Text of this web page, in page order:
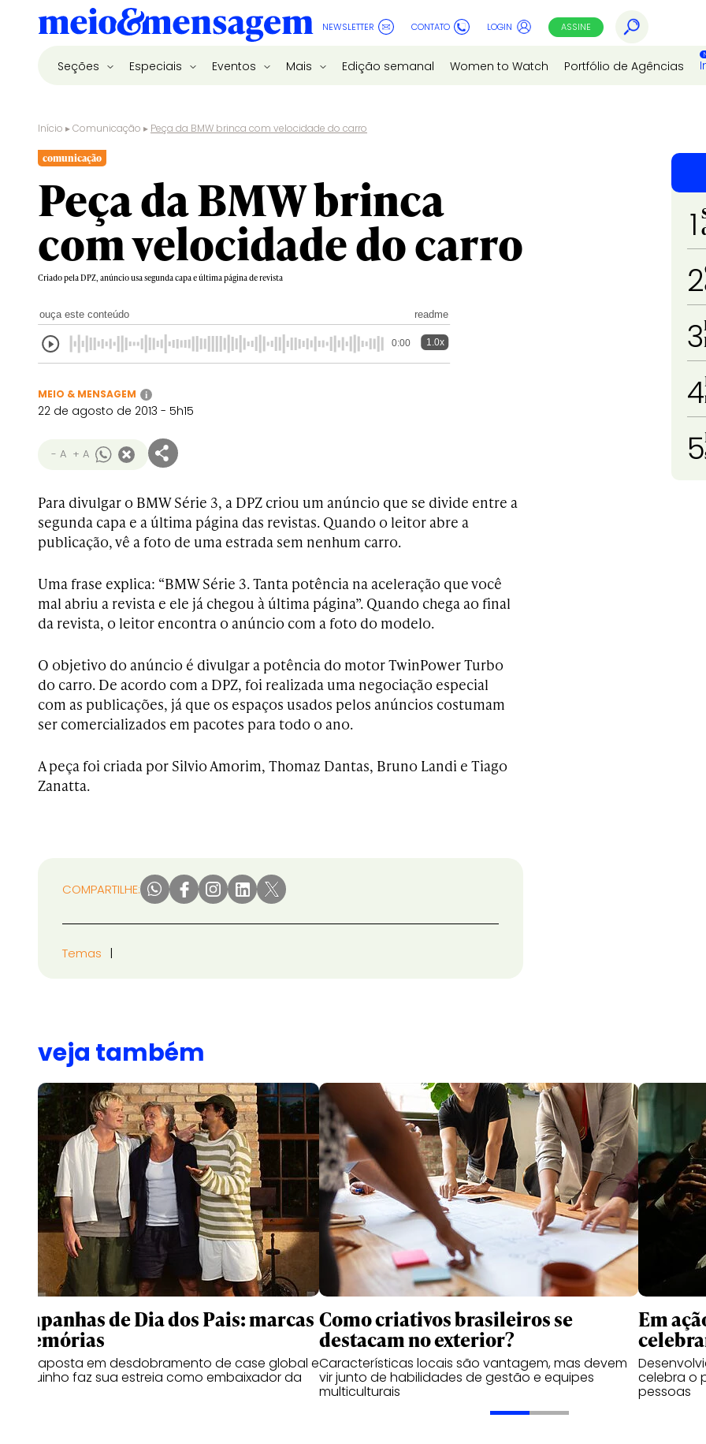
NEWSLETTER CONTATO LOGIN ASSINE
Seções Especiais Eventos Mais Edição semanal Women to Watch Portfólio de Agências
Início ▸Comunicação ▸ Peça da BMW brinca com velocidade do carro
comunicação
Peça da BMW brinca
com velocidade do carro
Criado pela DPZ, anúncio usa segunda capa e última página de revista
ouça este conteúdo readme
0:00 1.0x
MEIO & MENSAGEM i
22 de agosto de 2013 - 5h15
- A + A
Para divulgar o BMW Série 3, a DPZ criou um anúncio que se divide entre a
segunda capa e a última página das revistas. Quando o leitor abre a
publicação, vê a foto de uma estrada sem nenhum carro.
Uma frase explica: “BMW Série 3. Tanta potência na aceleração que você
mal abriu a revista e ele já chegou à última página”. Quando chega ao final
da revista, o leitor encontra o anúncio com a foto do modelo.
O objetivo do anúncio é divulgar a potência do motor TwinPower Turbo
do carro. De acordo com a DPZ, foi realizada uma negociação especial
com as publicações, já que os espaços usados pelos anúncios costumam
ser comercializados em pacotes para todo o ano.
A peça foi criada por Silvio Amorim, Thomaz Dantas, Bruno Landi e Tiago
Zanatta.
COMPARTILHE:
Temas
1
2
3
4
5
veja também
Campanhas de Dia dos Pais: marcas
e memórias
Coca aposta em desdobramento de case global e
Thiaguinho faz sua estreia como embaixador da
Como criativos brasileiros se
destacam no exterior?
Características locais são vantagem, mas devem
vir junto de habilidades de gestão e equipes
multiculturais
Em
celebra o
pessoas